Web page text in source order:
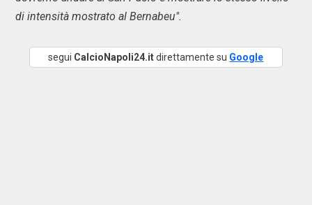
di intensità mostrato al Bernabeu".
segui CalcioNapoli24.itdirettamente su Google